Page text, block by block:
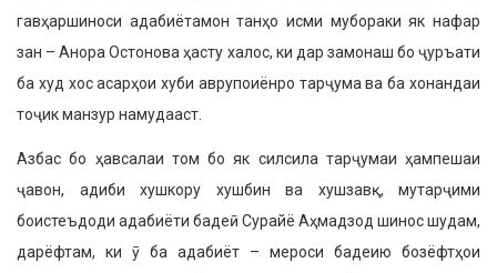
гавҳаршиноси адабиётамон танҳо исми мубораки як нафар
зан – Анора Остонова ҳасту халос, ки дар замонаш бо ҷуръати
ба худ хос асарҳои хуби аврупоиёнро тарҷума ва ба хонандаи
тоҷик манзур намудааст.
Азбас бо ҳавсалаи том бо як силси­ла тарҷумаи ҳампешаи
ҷавон, адиби хушкору хушбин ва хушзавқ, мутарҷими
боистеъдоди адабиёти бадеӣ Сурайё Аҳмадзод шинос шудам,
дарёфтам, ки ӯ ба адабиёт – мероси бадеию бозёфтҳои